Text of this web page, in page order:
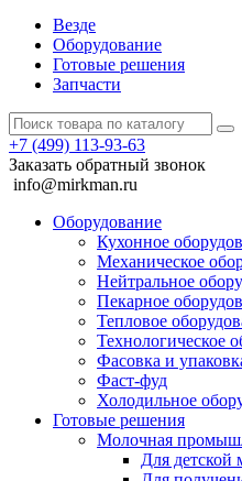
Везде
Оборудование
Готовые решения
Запчасти
+7 (499) 113-93-63
Заказать обратный звонок
info@mirkman.ru
Оборудование
Кухонное
Механическое
Нейтральное
Пекарное
Тепловое
Технологическое
Фасовка и
Фаст-фуд
Холодильное
Готовые решения
Молочная
Для детской